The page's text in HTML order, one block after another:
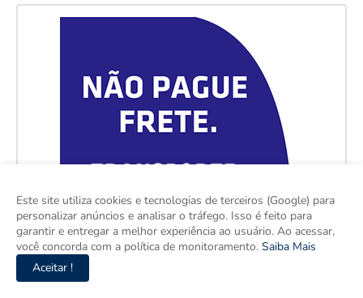
Este site utiliza cookies e tecnologias de terceiros (Google) para
personalizar anúncios e analisar o tráfego. Isso é feito para
garantir e entregar a melhor experiência ao usuário. Ao acessar,
você concorda com a política de monitoramento. Saiba Mais
Aceitar !